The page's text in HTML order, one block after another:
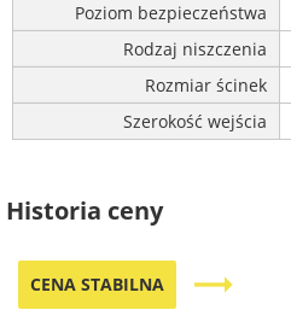
Poziom bezpieczeństwa
Rodzaj niszczenia
Rozmiar ścinek
Szerokość wejścia
Historia ceny
CENA STABILNA trending_flat